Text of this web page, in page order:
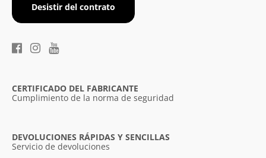
Desistir del contrato
CERTIFICADO DEL FABRICANTE
Cumplimiento de la norma de seguridad
DEVOLUCIONES RÁPIDAS Y SENCILLAS
Servicio de devoluciones